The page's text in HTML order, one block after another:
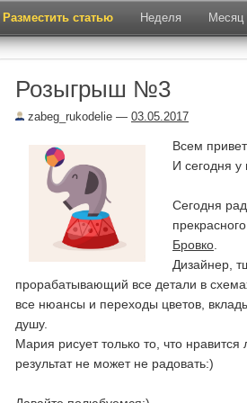
Разместить статью Неделя Месяц
Розыгрыш №3
zabeg_rukodelie — 03.05.2017
Всем
И сегодня у
Сегодня
Бровко
Дизайнер,
прорабатывающий все детали в
все нюансы и переходы цветов,
душу.
Мария рисует только то, что нравится
результат не может не радовать:)